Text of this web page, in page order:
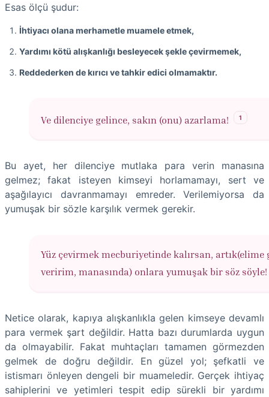
Esas ölçü şudur:
İhtiyacı olana merhametle muamele etmek,
Yardımı kötü alışkanlığı besleyecek şekle çevirmemek,
Reddederken de kırıcı ve tahkir edici olmamaktır.
Ve dilenciye gelince, sakın (onu) azarlama! 1
Bu ayet, her dilenciye mutlaka para verin manasına
gelmez; fakat isteyen kimseyi horlamamayı, sert ve
aşağılayıcı davranmamayı emreder. Verilemiyorsa da
yumuşak bir sözle karşılık vermek gerekir.
Yüz çevirmek mecburiyetinde kalırsan, artık(elime
veririm, manasında) onlara yumuşak bir söz söyle!
Netice olarak, kapıya alışkanlıkla gelen kimseye devamlı
para vermek şart değildir. Hatta bazı durumlarda uygun
da olmayabilir. Fakat muhtaçları tamamen görmezden
gelmek de doğru değildir. En güzel yol; şefkatli ve
istismarı önleyen dengeli bir muameledir. Gerçek ihtiyaç
sahiplerini ve yetimleri tespit edip sürekli bir yardımı